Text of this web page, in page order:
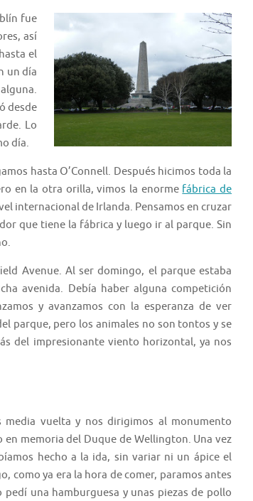
fue
así
el
un día
desde
Lo
día.
hasta O’Connell. Después hicimos toda la
en la otra orilla, vimos la enorme fábrica de
internacional de Irlanda. Pensamos en cruzar
que tiene la fábrica y luego ir al parque. Sin
Avenue. Al ser domingo, el parque estaba
avenida. Debía haber alguna competición
y avanzamos con la esperanza de ver
parque, pero los animales no son tontos y se
del impresionante viento horizontal, ya nos
media vuelta y nos dirigimos al monumento
memoria del Duque de Wellington. Una vez
hecho a la ida, sin variar ni un ápice el
como ya era la hora de comer, paramos antes
una hamburguesa y unas piezas de pollo